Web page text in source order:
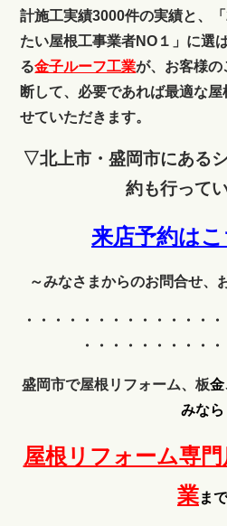
計施工実績3000件の実績と、
たい屋根工事業者NO１」に選
る金子ルーフ工業が、お客様の
断して、必要であれば最適な
せていただきます。
▽北上市・盛岡市にある
約も行って
来店予約は
～みなさまからのお問合せ、
・・・・・・・・・・・・
・
・・・・・・・・・
盛岡市で屋根リフォーム、板金
みなら
屋根リフォーム専門
業まで